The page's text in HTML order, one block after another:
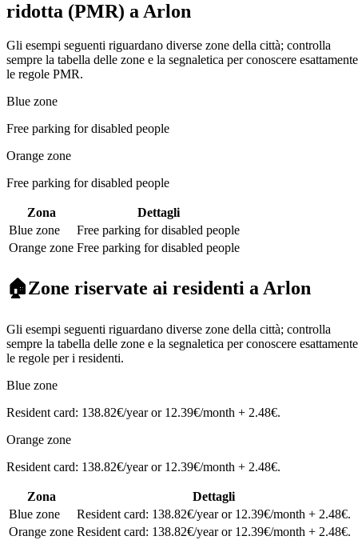
ridotta (PMR) a Arlon
Gli esempi seguenti riguardano diverse zone della città; controlla
sempre la tabella delle zone e la segnaletica per conoscere esattamente
le regole PMR.
Blue zone
Free parking for disabled people
Orange zone
Free parking for disabled people
Zona
Dettagli
Blue zone
Free parking for disabled people
Orange zone Free parking for disabled people
🏠Zone riservate ai residenti a Arlon
Gli esempi seguenti riguardano diverse zone della città; controlla
sempre la tabella delle zone e la segnaletica per conoscere esattamente
le regole per i residenti.
Blue zone
Resident card: 138.82€/year or 12.39€/month + 2.48€.
Orange zone
Resident card: 138.82€/year or 12.39€/month + 2.48€.
Zona
Dettagli
Blue zone
Resident card: 138.82€/year or 12.39€/month + 2.48€.
Orange zone Resident card: 138.82€/year or 12.39€/month + 2.48€.